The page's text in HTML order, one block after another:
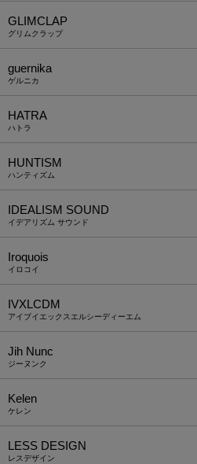
GLIMCLAP
グリムクラップ
guernika
ゲルニカ
HATRA
ハトラ
HUNTISM
ハンティズム
IDEALISM SOUND
イデアリズム サウンド
Iroquois
イロコイ
IVXLCDM
アイブイエックスエルシーディーエム
Jih Nunc
ジーヌンク
Kelen
ケレン
LESS DESIGN
レスデザイン